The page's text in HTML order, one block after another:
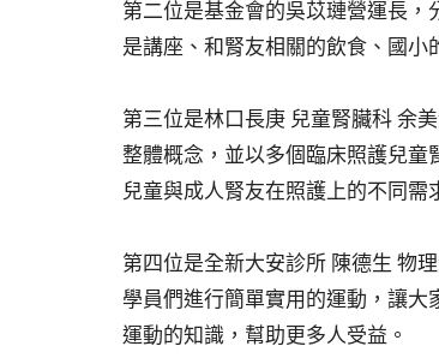
第二位是基金會的吳苡璉營運長
是講座、和腎友相關的飲食、國小
第三位是林口長庚 兒童腎臟科 余
整體概念，並以多個臨床照護兒童
兒童與成人腎友在照護上的不同需
第四位是全新大安診所 陳德生 物
學員們進行簡單實用的運動，讓大
運動的知識，幫助更多人受益。